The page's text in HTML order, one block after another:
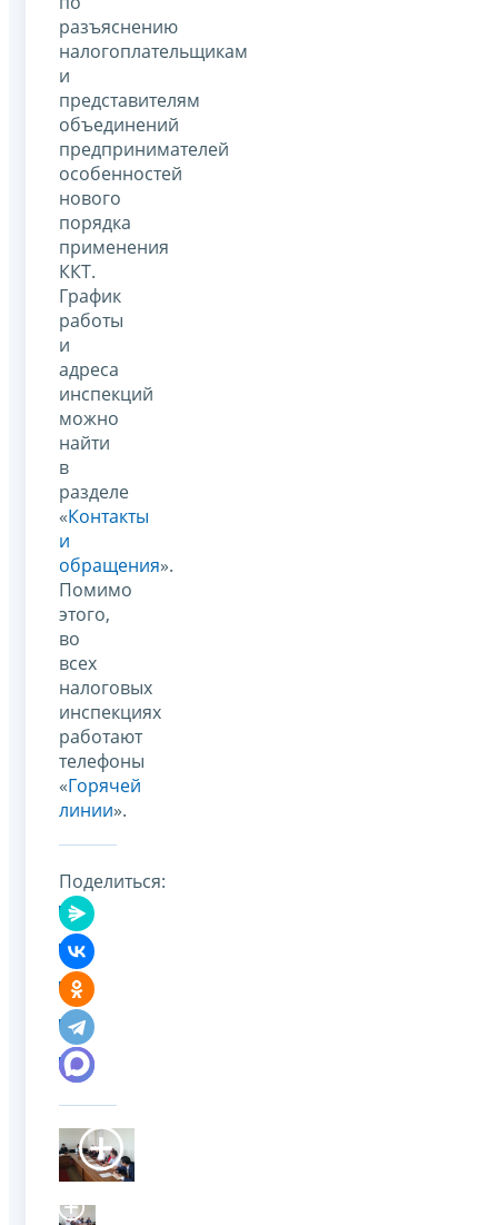
разъяснению
налогоплательщикам
и
представителям
объединений
предпринимателей
особенностей
нового
порядка
применения
ККТ.
График
работы
и
адреса
инспекций
можно
найти
в
разделе
«Контакты
и
обращения».
Помимо
этого,
во
всех
налоговых
инспекциях
работают
телефоны
«Горячей
линии».
Поделиться: